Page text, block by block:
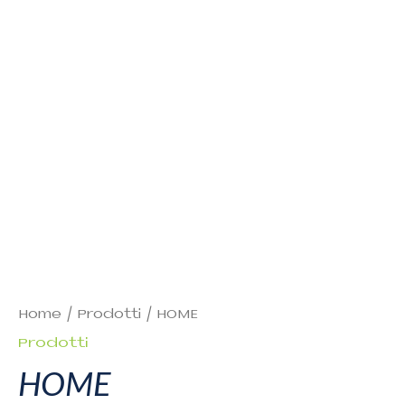
Home / Prodotti / HOME
Prodotti
HOME